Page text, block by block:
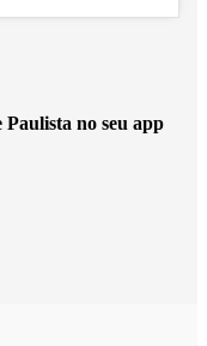
Paulista no seu app